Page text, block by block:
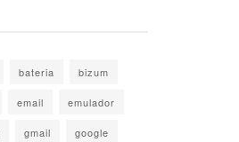
bateria bizum
email emulador
gmail google